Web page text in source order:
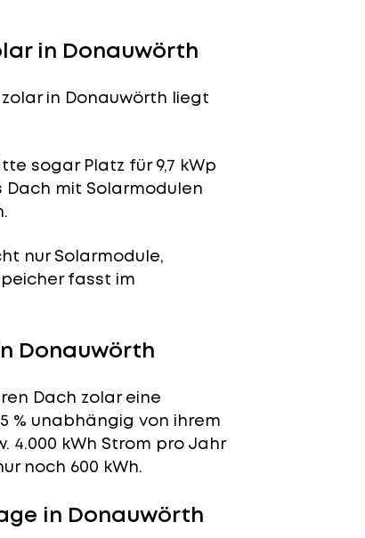
in Donauwörth
in Donauwörth liegt
sogar Platz für 9,7 kWp
mit Solarmodulen
nur Solarmodule,
fasst im
Donauwörth
Dach zolar eine
% unabhängig von ihrem
4.000 kWh Strom pro Jahr
noch 600 kWh.
in Donauwörth